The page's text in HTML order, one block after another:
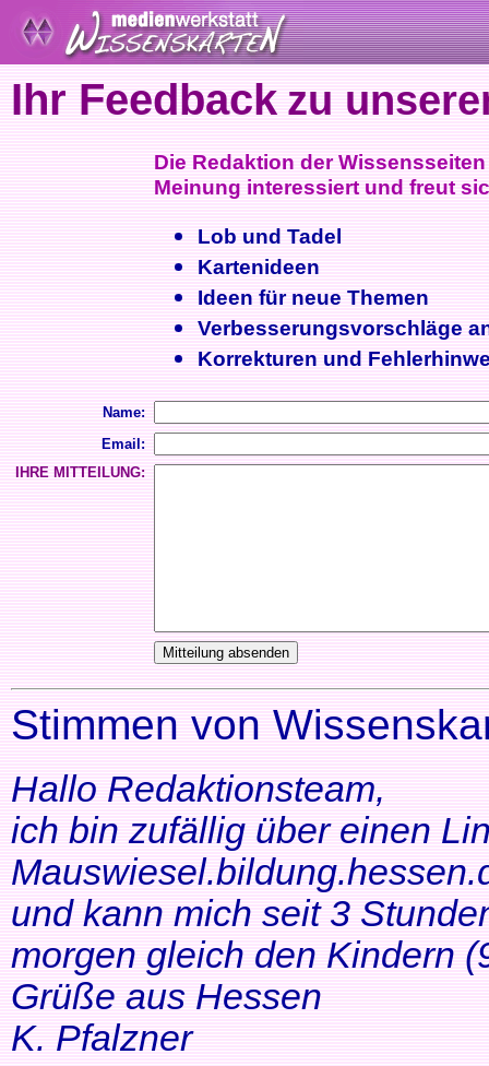
Ihr Feedback zu
Die Redaktion der
Meinung interessiert und freut
Lob und Tadel
Kartenideen
Ideen für neue Themen
Verbesserungsvorschläge
Korrekturen und
Name:
Email:
IHRE MITTEILUNG:
Stimmen von
Hallo Redaktionsteam,
ich bin zufällig über einen
und kann mich seit 3
morgen gleich den Kindern
Grüße aus Hessen
K. Pfalzner